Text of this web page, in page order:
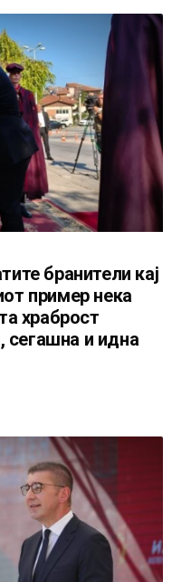
бранители кај
пример нека
храброст
сегашна и идна